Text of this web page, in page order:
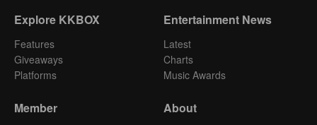
Explore KKBOX
Features
Giveaways
Platforms
Entertainment News
Latest
Charts
Music Awards
Member About